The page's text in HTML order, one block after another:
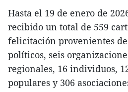
Hasta el 19 de enero de
recibido un total de 559
felicitación provenientes
políticos, seis
regionales, 16 individuos,
populares y 306